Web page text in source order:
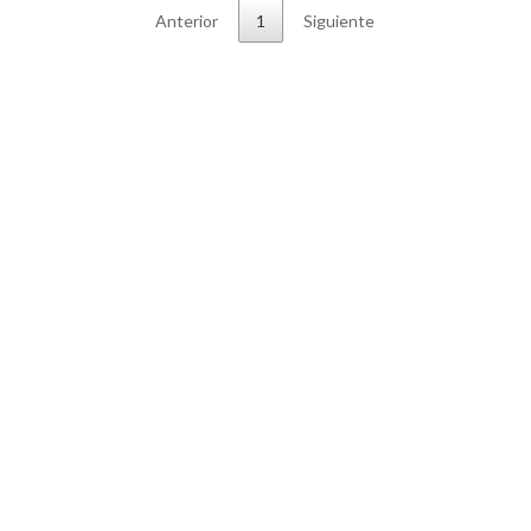
Anterior 1 Siguiente